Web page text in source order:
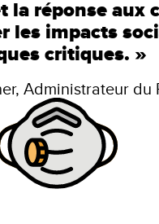
la réponse aux
les impacts
critiques. »
Administrateur du